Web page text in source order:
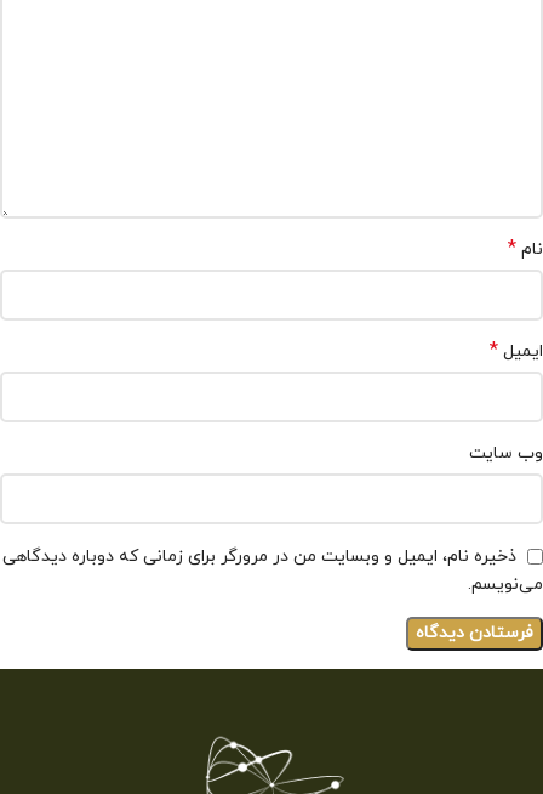
نام *
ایمیل *
وب‌ سایت
ذخیره نام، ایمیل و وبسایت من در مرورگر برای زمانی که دوباره دیدگاهی
می‌نویسم.